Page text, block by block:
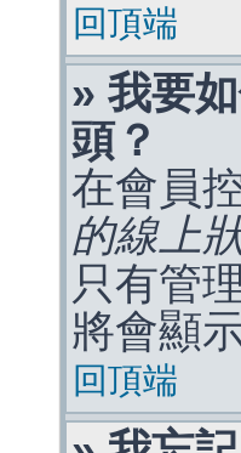
回頂端
» 我要
頭？
在會員
的線上
只有管
將會顯
回頂端